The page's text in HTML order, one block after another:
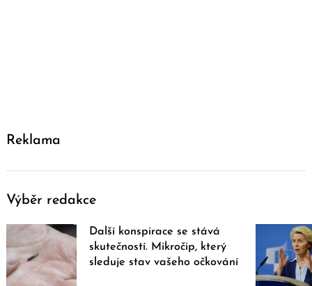
Reklama
Výběr redakce
Další konspirace se stává
skutečností. Mikročip, který
sleduje stav vašeho očkování